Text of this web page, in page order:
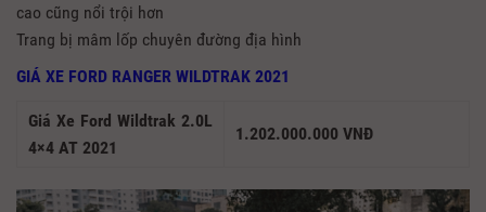
cao cũng nổi trội hơn
Trang bị mâm lốp chuyên đường địa hình
GIÁ XE FORD RANGER WILDTRAK 2021
Giá Xe Ford Wildtrak 2.0L
4×4 AT 2021
1.202.000.000 VNĐ